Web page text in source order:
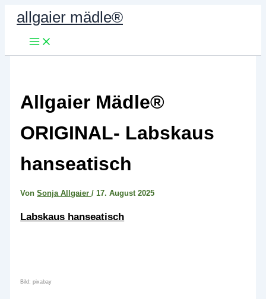
Zum
Inhalt
springen
allgaier mädle®
Allgaier Mädle®
ORIGINAL- Labskaus
hanseatisch
VonSonja Allgaier/17. August 2025
Labskaus hanseatisch
Bild: pixabay